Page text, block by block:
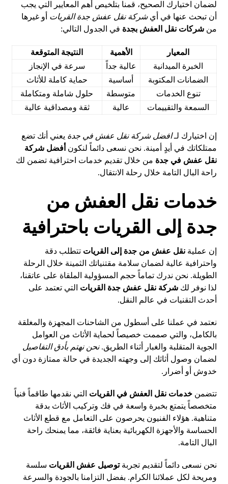
لضمان اختيارك الصحيح، قمنا بتلخيص أهم المعايير التي يجب
أن تبحث عنها في أيشركة نقل عفش جدة القريات أو غيرها
منشركات نقل العفش بجدة في الجدول التالي:
المعيار الأهمية
النتيجة المتوقعة
الخبرة الميدانية
عالية جداً
سرعة في الإنجاز
الضمانات المكتوبة
أساسية
حماية كاملة للأثاث
تنوع الخدمات
متوسطة
حلول شاملة ومتكاملة
السمعة والتقييمات
عالية ثقة ومصداقية عالية
إن اختيارك لـافضل شركة نقل عفش في جدة يعني أنك تضع
ممتلكاتك في أيدٍ أمينة. نحن نسعى دائماً لنكون أفضل شركة
نقل عفش في جدة من خلال تقديم خدمات احترافية تضمن لك
راحة البال التامة خلال رحلة الانتقال.
خدمات نقل العفش من
جدة إلى القريات باحترافية
إن عمليةنقل عفش من جدة إلى القريات تتطلب دقة
واحترافية عالية لضمان سلامة مقتنياتك الثمينة خلال الرحلة
الطويلة. نحن ندرك تماماً حجم المسؤولية الملقاة على عاتقنا،
لذا نوفر لكشركة نقل عفش جدة القريات التي تعتمد على
أحدث التقنيات في عالم النقل.
نعتمد في عملنا على أسطول من الشاحنات المجهزة والمغلقة
بالكامل، والتي صممت خصيصاً لحماية الأثاث من العوامل
الجوية المتقلبة والغبار أثناء الطريق.نحن نهتم بأدق التفاصيل
لضمان وصول أثاثك إلى وجهته الجديدة في حالة ممتازة دون أي
خدوش أو أضرار.
تتضمنخدمات نقل العفش في القريات التي نقدمها طاقماً فنياً
متخصصاً يتمتع بخبرة واسعة في فك وتركيب الأثاث بدقة
متناهية. هؤلاء الفنيون يحرصون على التعامل مع قطع الأثاث
الحساسة والأجهزة الكهربائية بعناية فائقة، مما يمنحك راحة
البال التامة.
نحن نسعى دائماً لتقديم تجربةتوصيل عفش القريات سلسة
ومريحة لكل عملائنا الكرام. بفضل التزامنا بالجودة والسرعة